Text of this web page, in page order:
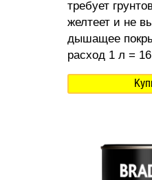
требует
желтеет и не
дышащее
расход 1 л =